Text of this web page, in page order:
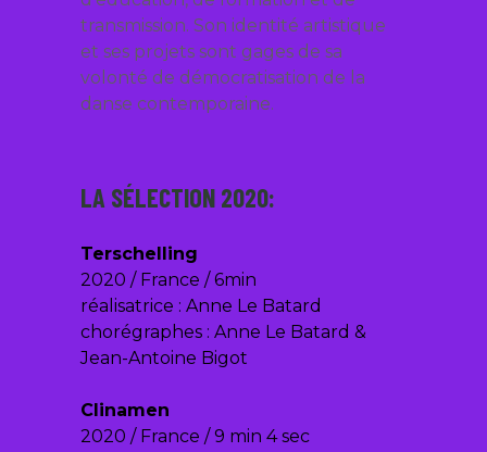
transmission. Son identité artistique
et ses projets sont gages de sa
volonté de démocratisation de la
danse contemporaine.
LA SÉLECTION 2020:
Terschelling
2020 / France / 6min
réalisatrice : Anne Le Batard
chorégraphes : Anne Le Batard &
Jean-Antoine Bigot
Clinamen
2020 / France / 9 min 4 sec